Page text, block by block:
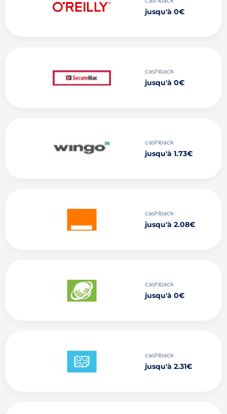
jusqu'à 0€
cashback
jusqu'à 0€
cashback
jusqu'à 1.73€
cashback
jusqu'à 2.08€
cashback
jusqu'à 0€
cashback
jusqu'à 2.31€